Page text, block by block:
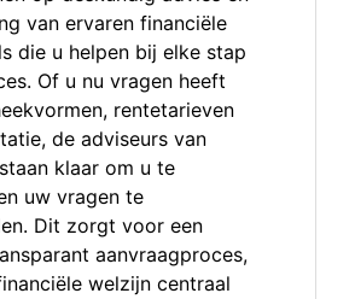
van ervaren financiële
die u helpen bij elke stap
Of u nu vragen heeft
rentetarieven
de adviseurs van
klaar om u te
uw vragen te
Dit zorgt voor een
aanvraagproces,
welzijn centraal